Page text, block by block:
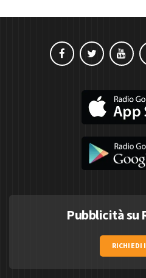
Pubblicità su
RICHIEDI